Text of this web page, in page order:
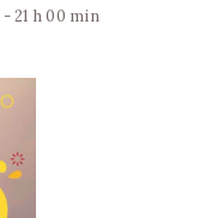
-21 h 00 min